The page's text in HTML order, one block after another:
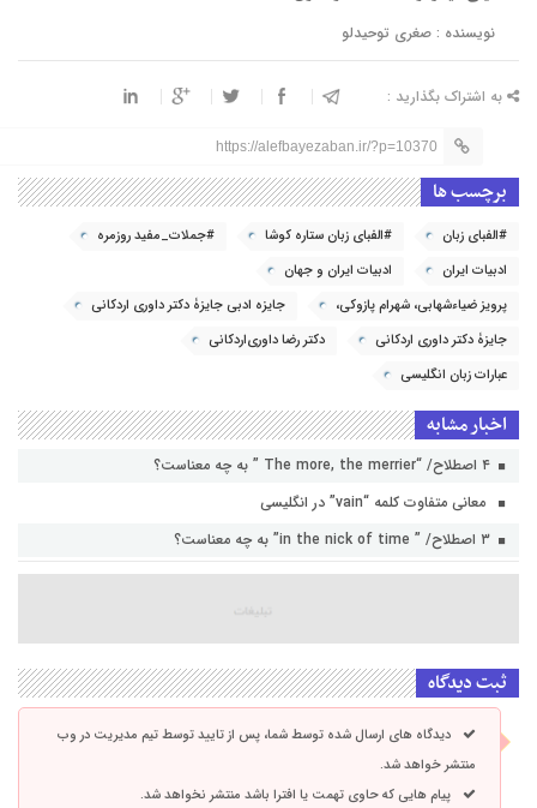
نویسنده : صغری توحیدلو
به اشتراک بگذارید :
https://alefbayezaban.ir/?p=10370
برچسب ها
#الفبای زبان #الفبای زبان ستاره کوشا
#جملات_مفید روزمره
ادبیات ایران
ادبیات ایران و جهان
پرویز ضیاء‌شهابی، شهرام پازوکی،
جایزه ادبی جایزۀ دکتر داوری‌ اردکانی
جایزۀ دکتر داوری‌ اردکانی
دکتر رضا داوری‌اردکانی
عبارات زبان انگلیسی
اخبار مشابه
معانی متفاوت کلمه “vain” در انگلیسی
ثبت دیدگاه
دیدگاه های ارسال شده توسط شما، پس از تایید توسط تیم مدیریت در وب
منتشر خواهد شد.
پیام هایی که حاوی تهمت یا افترا باشد منتشر نخواهد شد.